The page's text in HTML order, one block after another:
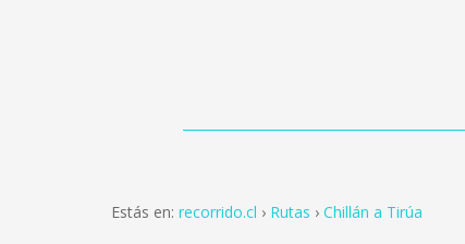
Estás en: recorrido.cl Rutas Chillán a Tirúa